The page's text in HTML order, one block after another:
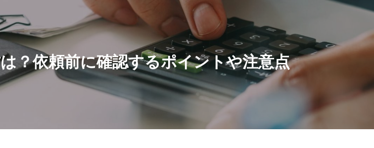
？依頼前に確認するポイントや注意点